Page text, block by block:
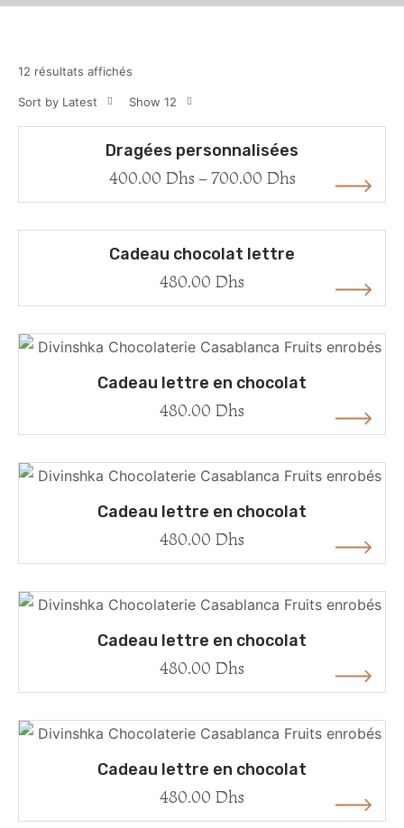
12 résultats affichés
Sort by Latest Show 12
Dragées personnalisées
400.00 Dhs –700.00 Dhs
Cadeau chocolat lettre
480.00 Dhs
Cadeau lettre en chocolat
480.00 Dhs
Cadeau lettre en chocolat
480.00 Dhs
Cadeau lettre en chocolat
480.00 Dhs
Cadeau lettre en chocolat
480.00 Dhs